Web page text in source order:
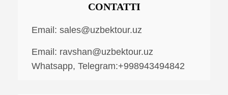
CONTATTI
Email: sales@uzbektour.uz
Email: ravshan@uzbektour.uz
Whatsapp, Telegram:+998943494842